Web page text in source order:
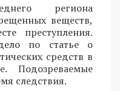
региона
веществ,
преступления.
по статье о
средств в
Подозреваемые
следствия.